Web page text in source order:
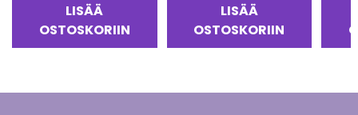
LISÄÄ
OSTOSKORIIN
LISÄÄ
OSTOSKORIIN